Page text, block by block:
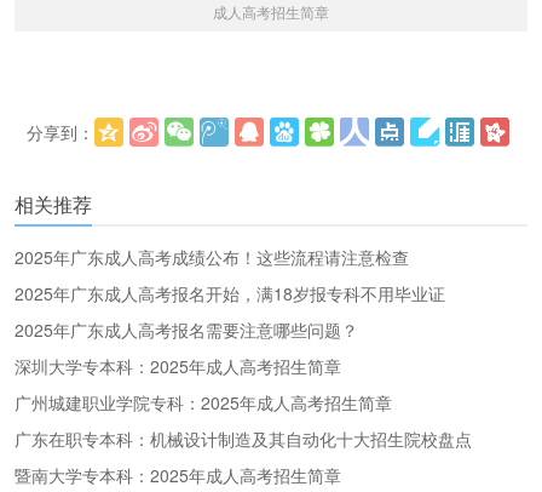
成人高考招生简章
分享到：
相关推荐
2025年广东成人高考成绩公布！这些流程请注意检查
2025年广东成人高考报名开始，满18岁报专科不用毕业证
2025年广东成人高考报名需要注意哪些问题？
深圳大学专本科：2025年成人高考招生简章
广州城建职业学院专科：2025年成人高考招生简章
广东在职专本科：机械设计制造及其自动化十大招生院校盘点
暨南大学专本科：2025年成人高考招生简章